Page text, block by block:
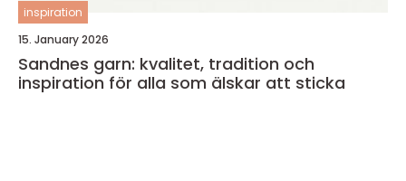
inspiration
15. January 2026
Sandnes garn: kvalitet, tradition och
inspiration för alla som älskar att sticka